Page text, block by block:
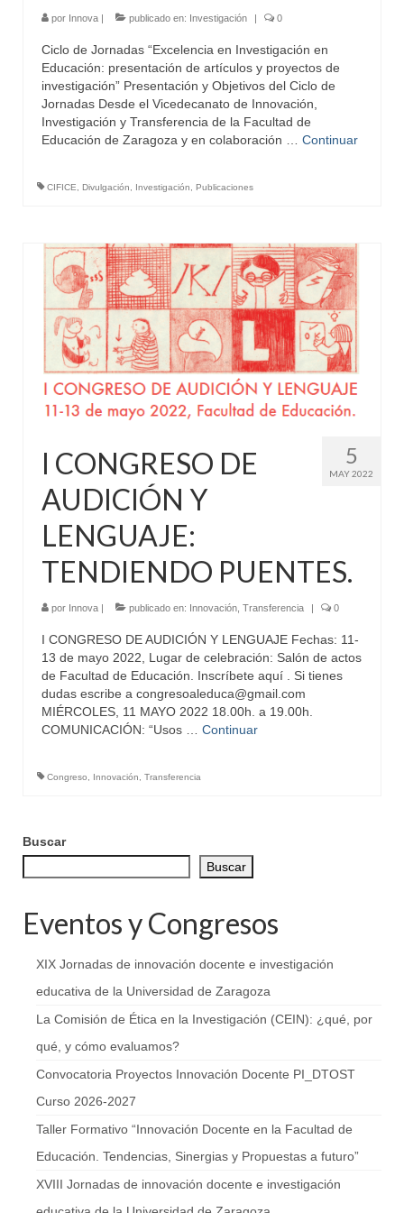
por Innova | publicado en: Investigación | 0
Ciclo de Jornadas “Excelencia en Investigación en
Educación: presentación de artículos y proyectos de
investigación” Presentación y Objetivos del Ciclo de
Jornadas Desde el Vicedecanato de Innovación,
Investigación y Transferencia de la Facultad de
Educación de Zaragoza y en colaboración … Continuar
CIFICE Divulgación Investigación Publicaciones
5
MAY 2022
I CONGRESO DE
AUDICIÓN Y
LENGUAJE:
TENDIENDO PUENTES.
por Innova publicado en: Innovación Transferencia 0
I CONGRESO DE AUDICIÓN Y LENGUAJE Fechas: 11-
13 de mayo 2022, Lugar de celebración: Salón de actos
de Facultad de Educación. Inscríbete aquí . Si tienes
dudas escribe a congresoaleduca@gmail.com
MIÉRCOLES, 11 MAYO 2022 18.00h. a 19.00h.
COMUNICACIÓN: “Usos … Continuar
Congreso, Innovación, Transferencia
Buscar
Buscar
Eventos y Congresos
XIX Jornadas de innovación docente e investigación
educativa de la Universidad de Zaragoza
La Comisión de Ética en la Investigación (CEIN): ¿qué, por
qué, y cómo evaluamos?
Convocatoria Proyectos Innovación Docente PI_DTOST
Curso 2026-2027
Taller Formativo “Innovación Docente en la Facultad de
Educación. Tendencias, Sinergias y Propuestas a futuro”
XVIII Jornadas de innovación docente e investigación